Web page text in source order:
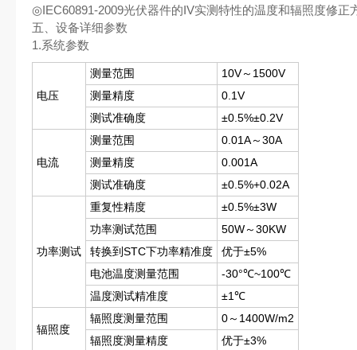
◎IEC60891-2009光伏器件的IV实测特性的温度和辐照度修正
五、设备详细参数
1.系统参数
电压
测量范围
10V～1500V
测量精度
0.1V
测试准确度
±0.5%±0.2V
电流
测量范围
0.01A～30A
测量精度
0.001A
测试准确度
±0.5%+0.02A
功率测试
重复性精度
±0.5%±3W
功率测试范围
50W～30KW
转换到STC下功率精准度
优于±5%
电池温度测量范围
-30°℃~100℃
温度测试精准度
±1℃
辐照度
辐照度测量范围
0～1400W/m2
辐照度测量精度
优于±3%